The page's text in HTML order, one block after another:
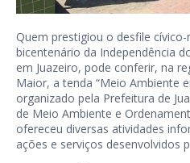
Quem prestigiou o desfile
bicentenário da Independência
em Juazeiro, pode conferir, na
Maior, a tenda “Meio Ambiente
organizado pela Prefeitura de
de Meio Ambiente e
ofereceu diversas atividades
ações e serviços desenvolvidos